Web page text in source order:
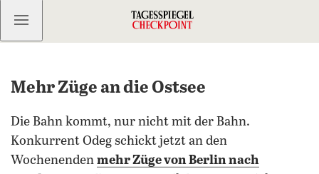
Kostenlos anmelden
Mehr Züge an die Ostsee
Die Bahn kommt, nur nicht mit der Bahn.
Konkurrent Odeg schickt jetzt an den
Wochenenden mehr Züge von Berlin nach